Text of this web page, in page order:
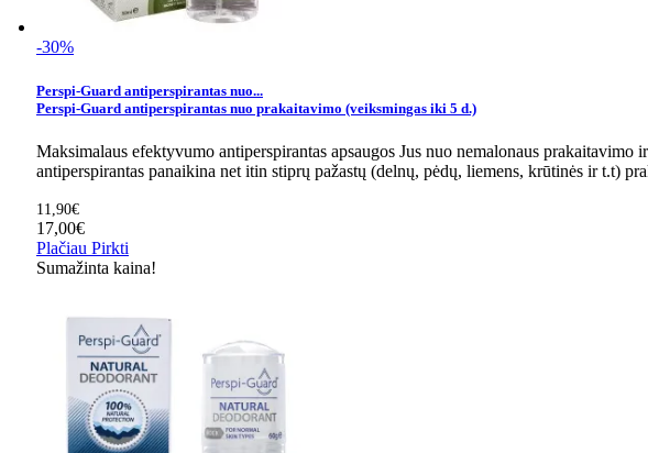
-30%
Perspi-Guard antiperspirantas nuo...
Perspi-Guard antiperspirantas nuo prakaitavimo (veiksmingas iki 5 d.)
Maksimalaus efektyvumo antiperspirantas apsaugos Jus nuo nemalonaus
antiperspirantas panaikina net itin stiprų pažastų (delnų, pėdų, liemens, krūtinės ir t.t)
11,90€
17,00€
Plačiau Pirkti
Sumažinta kaina!